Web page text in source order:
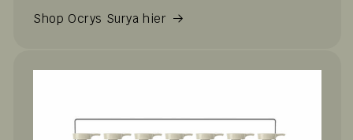
Shop Ocrys Surya hier